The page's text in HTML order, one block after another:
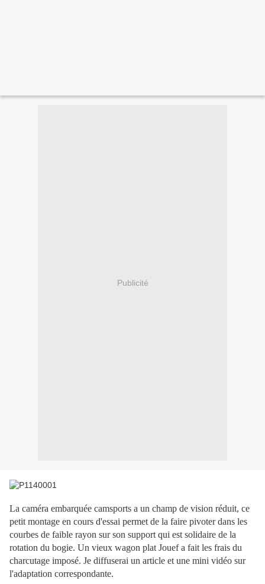
Publicité
La caméra embarquée camsports a un champ de vision réduit, ce
petit montage en cours d'essai permet de la faire pivoter dans les
courbes de faible rayon sur son support qui est solidaire de la
rotation du bogie. Un vieux wagon plat Jouef a fait les frais du
charcutage imposé. Je diffuserai un article et une mini vidéo sur
l'adaptation correspondante.